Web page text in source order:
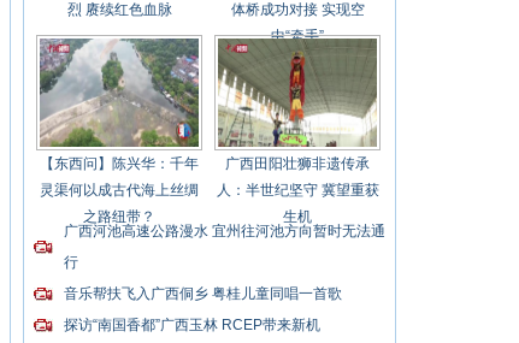
烈 赓续红色血脉
体桥成功对接 实现空
中“牵手”
【东西问】陈兴华：千年
灵渠何以成古代海上丝绸
之路纽带？
广西田阳壮狮非遗传承
人：半世纪坚守 冀望重获
生机
广西河池高速公路漫水 宜州往河池方向暂时无法通
行
音乐帮扶飞入广西侗乡 粤桂儿童同唱一首歌
探访“南国香都”广西玉林 RCEP带来新机